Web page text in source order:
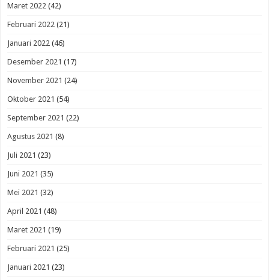
Maret 2022 (42)
Februari 2022 (21)
Januari 2022 (46)
Desember 2021 (17)
November 2021 (24)
Oktober 2021 (54)
September 2021 (22)
Agustus 2021 (8)
Juli 2021 (23)
Juni 2021 (35)
Mei 2021 (32)
April 2021 (48)
Maret 2021 (19)
Februari 2021 (25)
Januari 2021 (23)